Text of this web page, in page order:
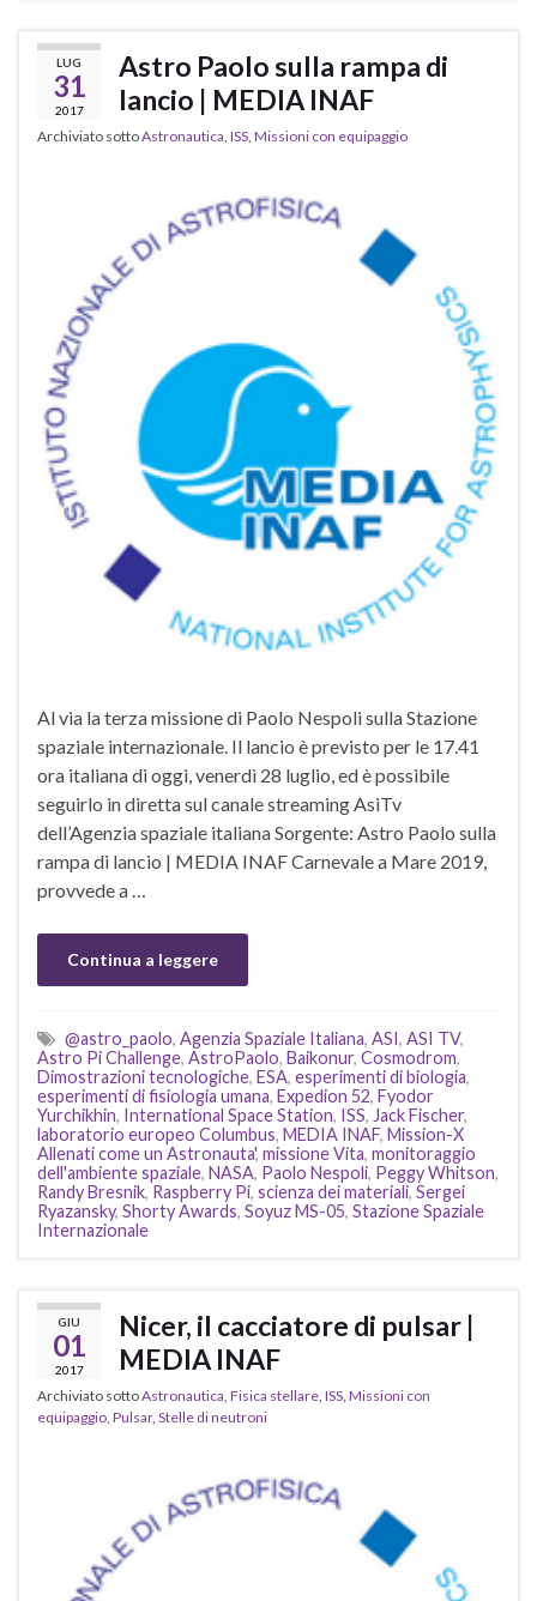
LUG
31
2017
Astro Paolo sulla rampa di
lancio | MEDIA INAF
Archiviato sottoAstronautica, ISS, Missioni con equipaggio
Al via la terza missione di Paolo Nespoli sulla Stazione
spaziale internazionale. Il lancio è previsto per le 17.41
ora italiana di oggi, venerdì 28 luglio, ed è possibile
seguirlo in diretta sul canale streaming AsiTv
dell’Agenzia spaziale italiana Sorgente: Astro Paolo sulla
rampa di lancio | MEDIA INAF Carnevale a Mare 2019,
provvede a …
Continua a leggere
@astro_paolo, Agenzia Spaziale Italiana, ASI, ASI TV,
Astro Pi Challenge, AstroPaolo, Baikonur, Cosmodrom,
Dimostrazioni tecnologiche, ESA, esperimenti di biologia,
esperimenti di fisiologia umana, Expedion 52, Fyodor
Yurchikhin, International Space Station, ISS, Jack Fischer,
laboratorio europeo Columbus, MEDIA INAF, Mission-X
Allenati come un Astronauta', missione Vita, monitoraggio
dell'ambiente spaziale, NASA, Paolo Nespoli, Peggy Whitson,
Randy Bresnik, Raspberry Pi, scienza dei materiali, Sergei
Ryazansky, Shorty Awards, Soyuz MS-05, Stazione Spaziale
Internazionale
GIU
01
2017
Nicer, il cacciatore di pulsar |
MEDIA INAF
Archiviato sottoAstronautica, Fisica stellare, ISS, Missioni con
equipaggio, Pulsar, Stelle di neutroni